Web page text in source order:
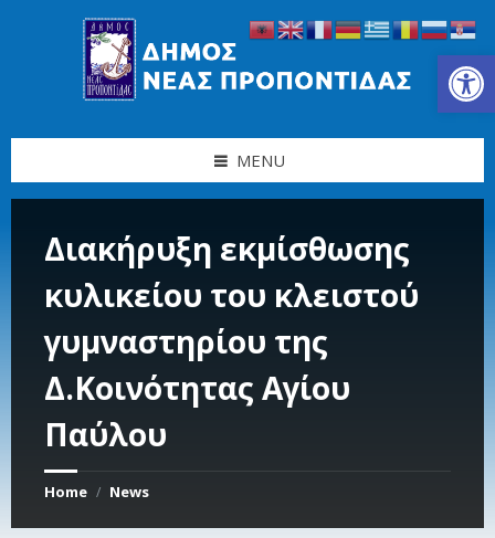
Ανοίξτε τη γραμμή εργαλείων
MENU
Διακήρυξη εκμίσθωσης
κυλικείου του κλειστού
γυμναστηρίου της
Δ.Κοινότητας Αγίου
Παύλου
Home / News